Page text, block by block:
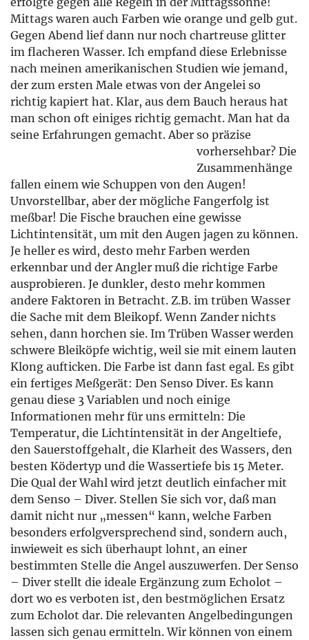
Mittags waren auch Farben wie orange und gelb gut.
Gegen Abend lief dann nur noch chartreuse glitter
im flacheren Wasser. Ich empfand diese Erlebnisse
nach meinen amerikanischen Studien wie jemand,
der zum ersten Male etwas von der Angelei so
richtig kapiert hat. Klar, aus dem Bauch heraus hat
man schon oft einiges richtig gemacht. Man hat da
seine Erfahrungen gemacht. Aber so präzise
vorhersehbar? Die
Zusammenhänge
fallen einem wie Schuppen von den Augen!
Unvorstellbar, aber der mögliche Fangerfolg ist
meßbar! Die Fische brauchen eine gewisse
Lichtintensität, um mit den Augen jagen zu können.
Je heller es wird, desto mehr Farben werden
erkennbar und der Angler muß die richtige Farbe
ausprobieren. Je dunkler, desto mehr kommen
andere Faktoren in Betracht. Z.B. im trüben Wasser
die Sache mit dem Bleikopf. Wenn Zander nichts
sehen, dann horchen sie. Im Trüben Wasser werden
schwere Bleiköpfe wichtig, weil sie mit einem lauten
Klong aufticken. Die Farbe ist dann fast egal. Es gibt
ein fertiges Meßgerät: Den Senso Diver. Es kann
genau diese 3 Variablen und noch einige
Informationen mehr für uns ermitteln: Die
Temperatur, die Lichtintensität in der Angeltiefe,
den Sauerstoffgehalt, die Klarheit des Wassers, den
besten Ködertyp und die Wassertiefe bis 15 Meter.
Die Qual der Wahl wird jetzt deutlich einfacher mit
dem Senso – Diver. Stellen Sie sich vor, daß man
damit nicht nur „messen“ kann, welche Farben
besonders erfolgversprechend sind, sondern auch,
inwieweit es sich überhaupt lohnt, an einer
bestimmten Stelle die Angel auszuwerfen. Der Senso
– Diver stellt die ideale Ergänzung zum Echolot –
dort wo es verboten ist, den bestmöglichen Ersatz
zum Echolot dar. Die relevanten Angelbedingungen
lassen sich genau ermitteln. Wir können von einem